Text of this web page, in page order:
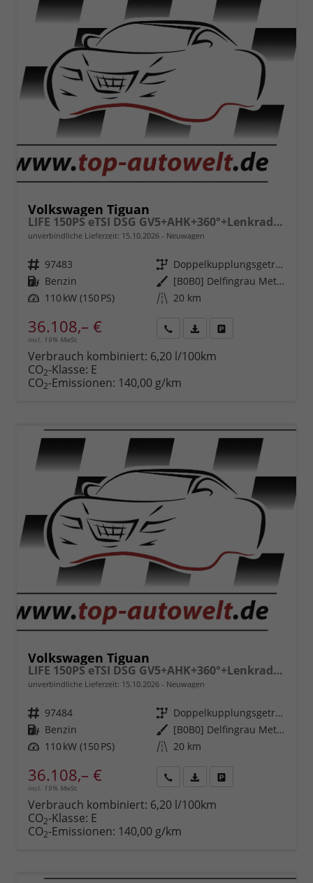
Volkswagen Tiguan
LIFE 150PS eTSI DSG GV5+AHK+360°+Lenkradheiz+IQ.Drive+ACC+App+eHeck+LED
unverbindliche Lieferzeit: 15.10.2026 Neuwagen
Fahrzeugnr. 97483 Getriebe
Doppelkupplungsgetriebe (DSG)
Kraftstoff Benzin Außenfarbe
[B0B0] Delfingrau Metallic
Leistung 110 kW (150 PS) Kilometerstand 20 km
36.108,– €
incl. 19% MwSt.
anfordern
Datei,
Verbrauch kombiniert: 6,20 l/100km
CO2-Klasse: E
CO2-Emissionen: 140,00 g/km
Volkswagen Tiguan
LIFE 150PS eTSI DSG GV5+AHK+360°+Lenkradheiz+IQ.Drive+ACC+App+eHeck+LED
unverbindliche Lieferzeit: 15.10.2026 Neuwagen
Fahrzeugnr. 97484 Getriebe
Doppelkupplungsgetriebe (DSG)
Kraftstoff Benzin Außenfarbe
[B0B0] Delfingrau Metallic
Leistung 110 kW (150 PS) Kilometerstand 20 km
36.108,– €
incl. 19% MwSt.
anfordern
Datei,
Verbrauch kombiniert: 6,20 l/100km
CO2-Klasse: E
CO2-Emissionen: 140,00 g/km